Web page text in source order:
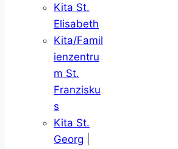
Kita St.
Elisabeth
Kita/Famil
ienzentru
m St.
Franzisku
s
Kita St.
Georg